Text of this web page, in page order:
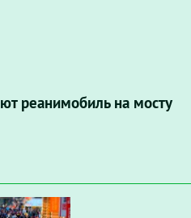
реанимобиль на мосту